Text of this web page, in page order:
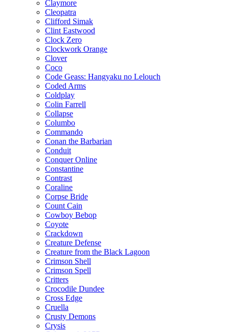
Claymore
Cleopatra
Clifford Simak
Clint Eastwood
Clock Zero
Clockwork Orange
Clover
Coco
Code Geass: Hangyaku no Lelouch
Coded Arms
Coldplay
Colin Farrell
Collapse
Columbo
Commando
Conan the Barbarian
Conduit
Conquer Online
Constantine
Contrast
Coraline
Corpse Bride
Count Cain
Cowboy Bebop
Coyote
Crackdown
Creature Defense
Creature from the Black Lagoon
Crimson Shell
Crimson Spell
Critters
Crocodile Dundee
Cross Edge
Cruella
Crusty Demons
Crysis